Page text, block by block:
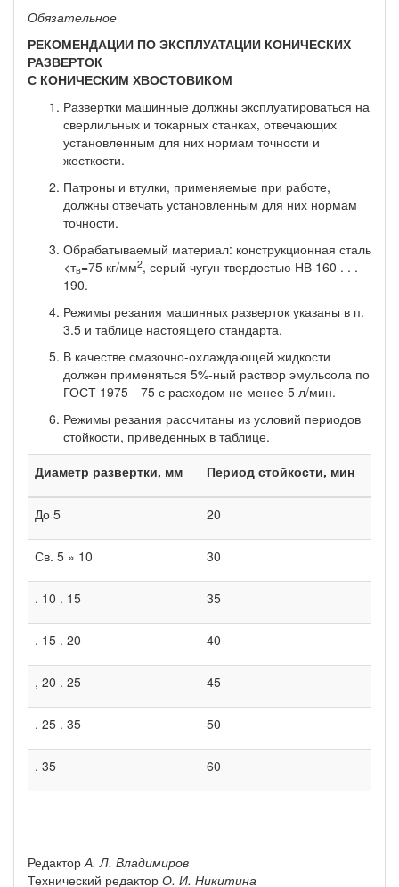
Обязательное
РЕКОМЕНДАЦИИ ПО ЭКСПЛУАТАЦИИ КОНИЧЕСКИХ
РАЗВЕРТОК
С КОНИЧЕСКИМ ХВОСТОВИКОМ
Развертки машинные должны эксплуатироваться на
сверлильных и токар­ных станках, отвечающих
установленным для них нормам точности и
жесткости.
Патроны и втулки, применяемые при работе,
должны отвечать установ­ленным для них нормам
точности.
Обрабатываемый материал: конструкционная сталь
<тв=75 кг/мм2, серый чугун твердостью НВ 160 . . .
190.
Режимы резания машинных разверток указаны в п.
3.5 и таблице настоя­щего стандарта.
В качестве смазочно-охлаждающей жидкости
должен применяться 5%-ный раствор эмульсола по
ГОСТ 1975—75 с расходом не менее 5 л/мин.
Режимы резания рассчитаны из условий периодов
стойкости, приве­денных в таблице.
Диаметр развертки, мм
Период стойкости, мин
До 5 20
Св. 5 » 10 30
. 10 . 15 35
. 15 . 20 40
, 20 . 25 45
. 25 . 35 50
. 35 60
Редактор А. Л. Владимиров
Технический редактор О. И. Никитина